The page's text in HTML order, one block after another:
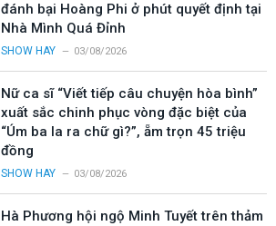
đánh bại Hoàng Phi ở phút quyết định tại
Nhà Mình Quá Đỉnh
SHOW HAY 03/08/2026
Nữ ca sĩ “Viết tiếp câu chuyện hòa bình”
xuất sắc chinh phục vòng đặc biệt của
“Úm ba la ra chữ gì?”, ẵm trọn 45 triệu
đồng
SHOW HAY 03/08/2026
Hà Phương hội ngộ Minh Tuyết trên thảm